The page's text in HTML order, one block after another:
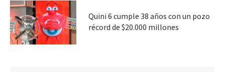
Quini 6 cumple 38 años con un pozo
récord de $20.000 millones